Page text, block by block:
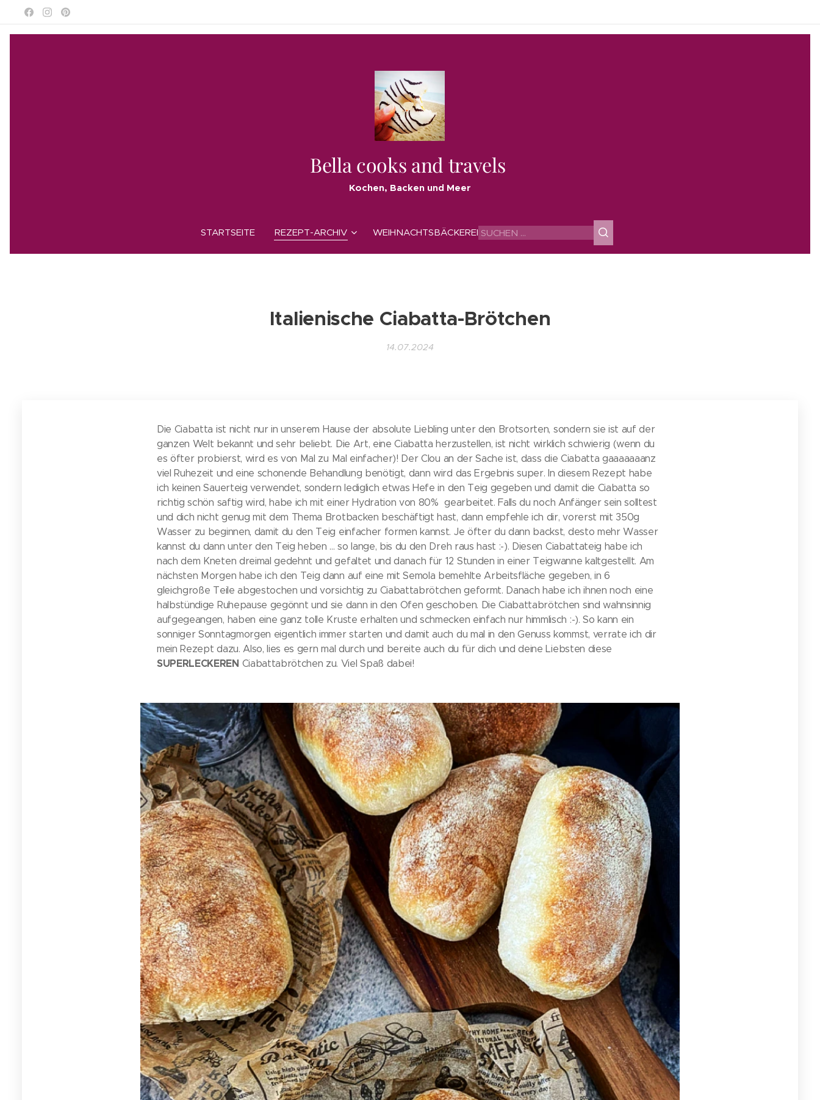
Bella cooks and travels
Kochen, Backen und Meer
STARTSEITE REZEPT-ARCHIV WEIHNACHTSBÄCKEREI
Italienische Ciabatta-Brötchen
14.07.2024
Die Ciabatta ist nicht nur in unserem Hause der absolute Liebling unter den Brotsorten, sondern sie ist auf der
ganzen Welt bekannt und sehr beliebt. Die Art, eine Ciabatta herzustellen, ist nicht wirklich schwierig (wenn du
es öfter probierst, wird es von Mal zu Mal einfacher)! Der Clou an der Sache ist, dass die Ciabatta gaaaaaaanz
viel Ruhezeit und eine schonende Behandlung benötigt, dann wird das Ergebnis super. In diesem Rezept habe
ich keinen Sauerteig verwendet, sondern lediglich etwas Hefe in den Teig gegeben und damit die Ciabatta so
richtig schön saftig wird, habe ich mit einer Hydration von 80% gearbeitet. Falls du noch Anfänger sein solltest
und dich nicht genug mit dem Thema Brotbacken beschäftigt hast, dann empfehle ich dir, vorerst mit 350g
Wasser zu beginnen, damit du den Teig einfacher formen kannst. Je öfter du dann backst, desto mehr Wasser
kannst du dann unter den Teig heben ... so lange, bis du den Dreh raus hast :-). Diesen Ciabattateig habe ich
nach dem Kneten dreimal gedehnt und gefaltet und danach für 12 Stunden in einer Teigwanne kaltgestellt. Am
nächsten Morgen habe ich den Teig dann auf eine mit Semola bemehlte Arbeitsfläche gegeben, in 6
gleichgroße Teile abgestochen und vorsichtig zu Ciabattabrötchen geformt. Danach habe ich ihnen noch eine
halbstündige Ruhepause gegönnt und sie dann in den Ofen geschoben. Die Ciabattabrötchen sind wahnsinnig
aufgegeangen, haben eine ganz tolle Kruste erhalten und schmecken einfach nur himmlisch :-). So kann ein
sonniger Sonntagmorgen eigentlich immer starten und damit auch du mal in den Genuss kommst, verrate ich dir
mein Rezept dazu. Also, lies es gern mal durch und bereite auch du für dich und deine Liebsten diese
SUPERLECKEREN Ciabattabrötchen zu. Viel Spaß dabei!